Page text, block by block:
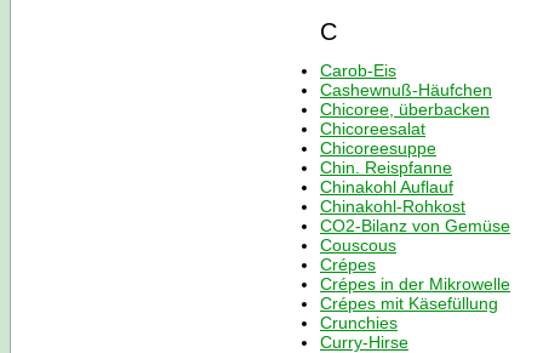
C
Carob-Eis
Cashewnuß-Häufchen
Chicoree, überbacken
Chicoreesalat
Chicoreesuppe
Chin. Reispfanne
Chinakohl Auflauf
Chinakohl-Rohkost
CO2-Bilanz von Gemüse
Couscous
Crépes
Crépes in der Mikrowelle
Crépes mit Käsefüllung
Crunchies
Curry-Hirse